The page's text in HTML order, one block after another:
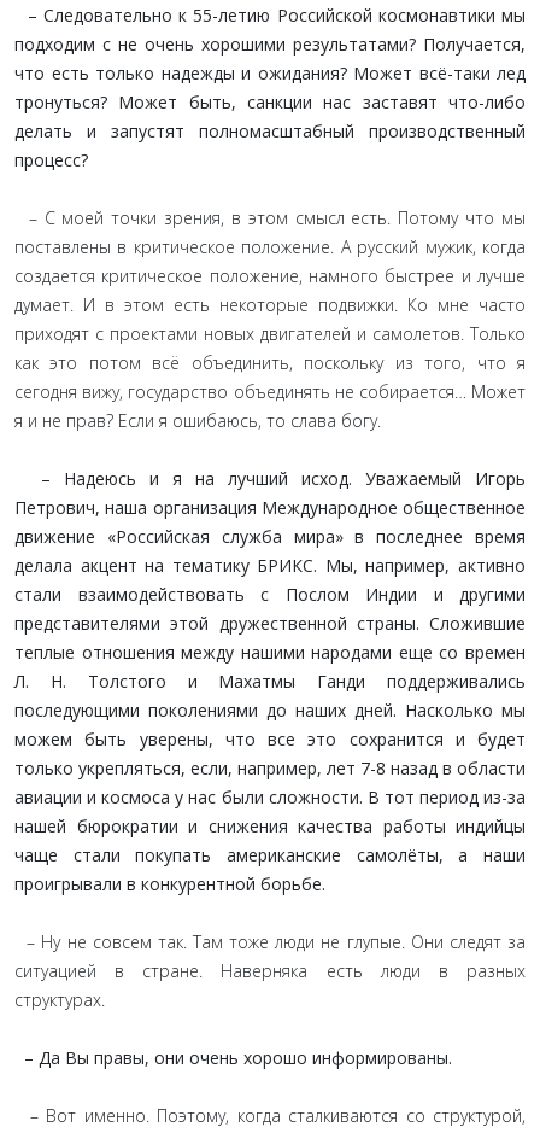
– Следовательно к 55-летию Российской космонавтики мы
подходим с не очень хорошими результатами? Получается,
что есть только надежды и ожидания? Может всё-таки лед
тронуться? Может быть, санкции нас заставят что-либо
делать и запустят полномасштабный производственный
процесс?
– С моей точки зрения, в этом смысл есть. Потому что мы
поставлены в критическое положение. А русский мужик, когда
создается критическое положение, намного быстрее и лучше
думает. И в этом есть некоторые подвижки. Ко мне часто
приходят с проектами новых двигателей и самолетов. Только
как это потом всё объединить, поскольку из того, что я
сегодня вижу, государство объединять не собирается… Может
я и не прав? Если я ошибаюсь, то слава богу.
– Надеюсь и я на лучший исход. Уважаемый Игорь
Петрович, наша организация Международное общественное
движение «Российская служба мира» в последнее время
делала акцент на тематику БРИКС. Мы, например, активно
стали взаимодействовать с Послом Индии и другими
представителями этой дружественной страны. Сложившие
теплые отношения между нашими народами еще со времен
Л. Н. Толстого и Махатмы Ганди поддерживались
последующими поколениями до наших дней. Насколько мы
можем быть уверены, что все это сохранится и будет
только укрепляться, если, например, лет 7-8 назад в области
авиации и космоса у нас были сложности. В тот период из-за
нашей бюрократии и снижения качества работы индийцы
чаще стали покупать американские самолёты, а наши
проигрывали в конкурентной борьбе.
– Ну не совсем так. Там тоже люди не глупые. Они следят за
ситуацией в стране. Наверняка есть люди в разных
структурах.
– Да Вы правы, они очень хорошо информированы.
– Вот именно. Поэтому, когда сталкиваются со структурой,